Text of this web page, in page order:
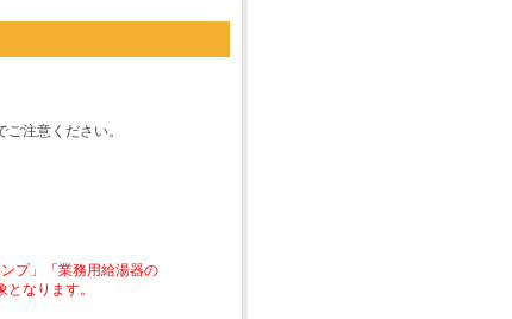
注意ください。
プ」「業務用給湯器の
なります。